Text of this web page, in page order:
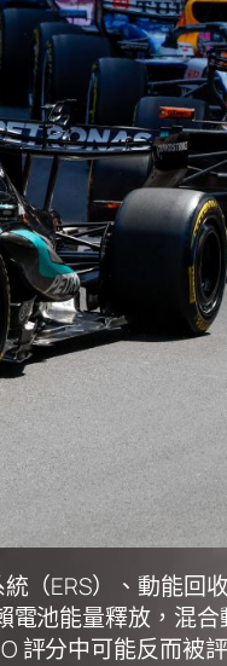
（ERS）、動能
池能量釋放，混
評分中可能反而被評